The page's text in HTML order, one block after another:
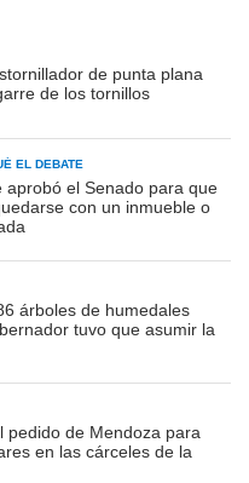
de punta plana
de los tornillos
EL DEBATE
aprobó el Senado para que
con un inmueble o
árboles de humedales
tuvo que asumir la
pedido de Mendoza para
en las cárceles de la